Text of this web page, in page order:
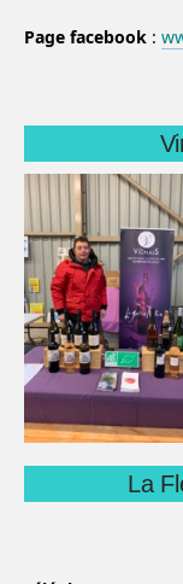
Page facebook :
La